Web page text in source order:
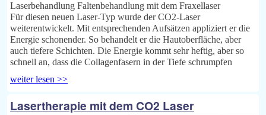
Laserbehandlung Faltenbehandlung mit dem Fraxellaser
Für diesen neuen Laser-Typ wurde der CO2-Laser
weiterentwickelt. Mit entsprechenden Aufsätzen appliziert er die
Energie schonender. So behandelt er die Hautoberfläche, aber
auch tiefere Schichten. Die Energie kommt sehr heftig, aber so
schnell an, dass die Collagenfasern in der Tiefe schrumpfen
weiter lesen >>
Lasertherapie mit dem CO2 Laser